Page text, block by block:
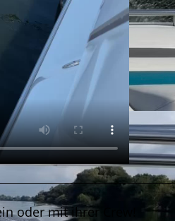
oder mit ihrer Crew!